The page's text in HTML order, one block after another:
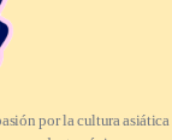
por la cultura asiática